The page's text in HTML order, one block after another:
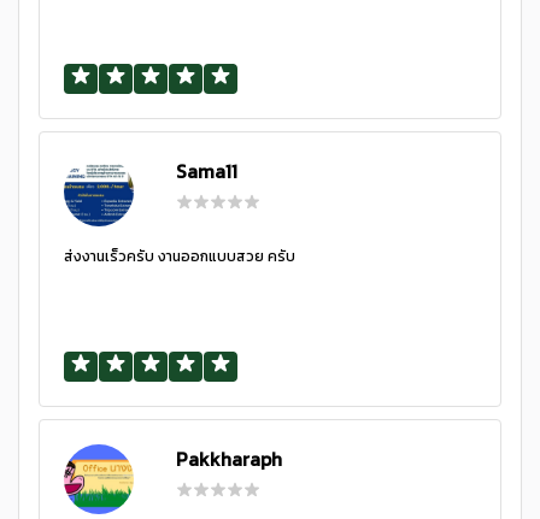
Sama11
ส่งงานเร็วครับ งานออกแบบสวย ครับ
Pakkharaph